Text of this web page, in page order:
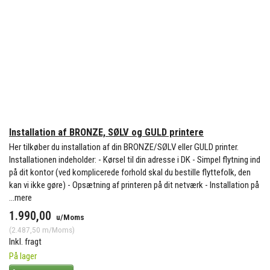
Installation af BRONZE, SØLV og GULD printere
Her tilkøber du installation af din BRONZE/SØLV eller GULD printer.
Installationen indeholder: - Kørsel til din adresse i DK - Simpel flytning ind
på dit kontor (ved komplicerede forhold skal du bestille flyttefolk, den
kan vi ikke gøre) - Opsætning af printeren på dit netværk - Installation på
...mere
1.990,00
u/Moms
(2.487,50 m/Moms)
Inkl. fragt
På lager